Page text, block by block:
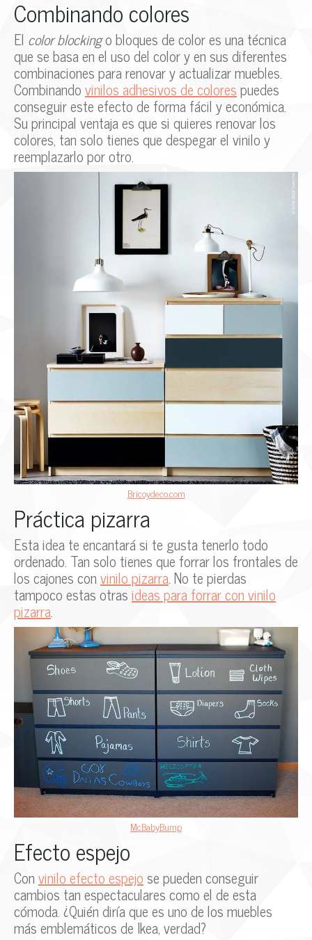
Combinando colores
El color blockingo bloques de color es una técnica
que se basa en el uso del color y en sus diferentes
combinaciones para renovar y actualizar muebles.
Combinandovinilos adhesivos de colorespuedes
conseguir este efecto de forma fácil y económica.
Su principal ventaja es que si quieres renovar los
colores, tan solo tienes que despegar el vinilo y
reemplazarlo por otro.
Bricoydeco.com
Práctica pizarra
Esta idea te encantará si te gusta tenerlo todo
ordenado. Tan solo tienes que forrar los frontales de
los cajones convinilo pizarra. No te pierdas
tampoco estas otrasideas para forrar con vinilo
pizarra.
McBabyBump
Efecto espejo
Convinilo efecto espejose pueden conseguir
cambios tan espectaculares como el de esta
cómoda. ¿Quién diría que es uno de los muebles
más emblemáticos de Ikea, verdad?